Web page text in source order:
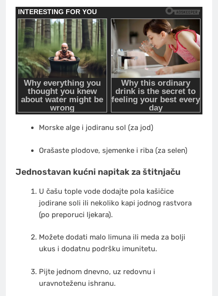
Morske alge i jodiranu sol (za jod)
Orašaste plodove, sjemenke i riba (za selen)
Jednostavan kućni napitak za štitnjaču
U čašu tople vode dodajte pola kašičice
jodirane soli ili nekoliko kapi jodnog rastvora
(po preporuci ljekara).
Možete dodati malo limuna ili meda za bolji
ukus i dodatnu podršku imunitetu.
Pijte jednom dnevno, uz redovnu i
uravnoteženu ishranu.